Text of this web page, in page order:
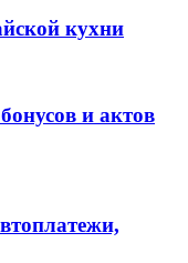
кухни
и актов